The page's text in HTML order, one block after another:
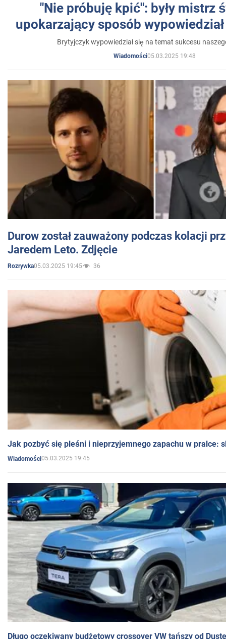
"Nie próbuję kpić": były mistrz
upokarzający sposób
Brytyjczyk wypowiedział się na temat sukcesu
Wiadomości05.03.2025 19:48
Durow został zauważony podczas kolacji
Jaredem Leto. Zdjęcie
Rozrywka05.03.2025 19:45 36
Jak pozbyć się pleśni i nieprzyjemnego zapachu w pralce:
Wiadomości05.03.2025 19:45
Długo oczekiwany budżetowy crossover VW tańszy od